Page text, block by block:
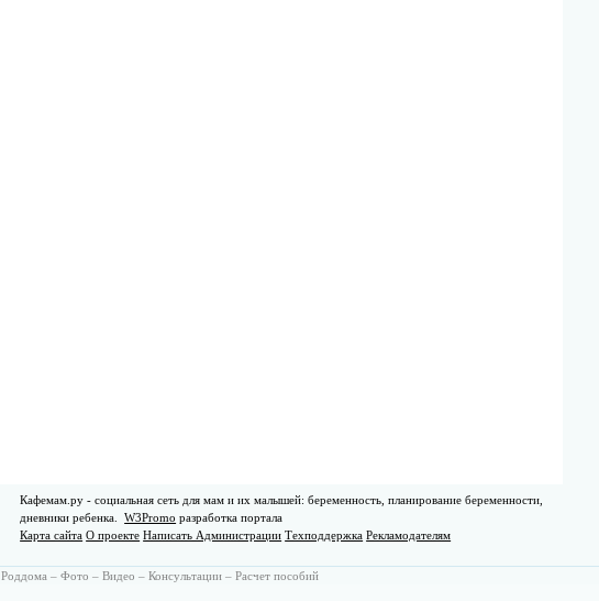
Кафемам.ру - социальная сеть для мам и их малышей: беременность, планирование беременности,
дневники ребенка.W3Promo разработка портала
Карта сайта О проекте Написать Администрации Техподдержка Рекламодателям
Роддома – Фото – Видео – Консультации – Расчет пособий